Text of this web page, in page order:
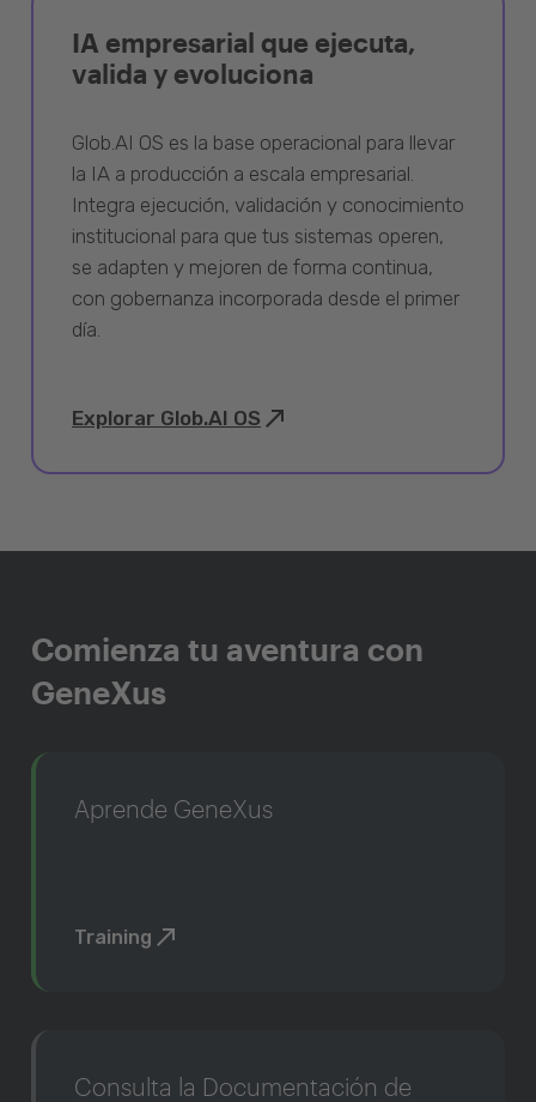
IA empresarial que ejecuta,
valida y evoluciona
Glob.AI OS es la base operacional para llevar
la IA a producción a escala empresarial.
Integra ejecución, validación y conocimiento
institucional para que tus sistemas operen,
se adapten y mejoren de forma continua,
con gobernanza incorporada desde el primer
día.
Explorar Glob.AI OS
Comienza tu aventura con
GeneXus
Aprende GeneXus
Training
Consulta la Documentación de